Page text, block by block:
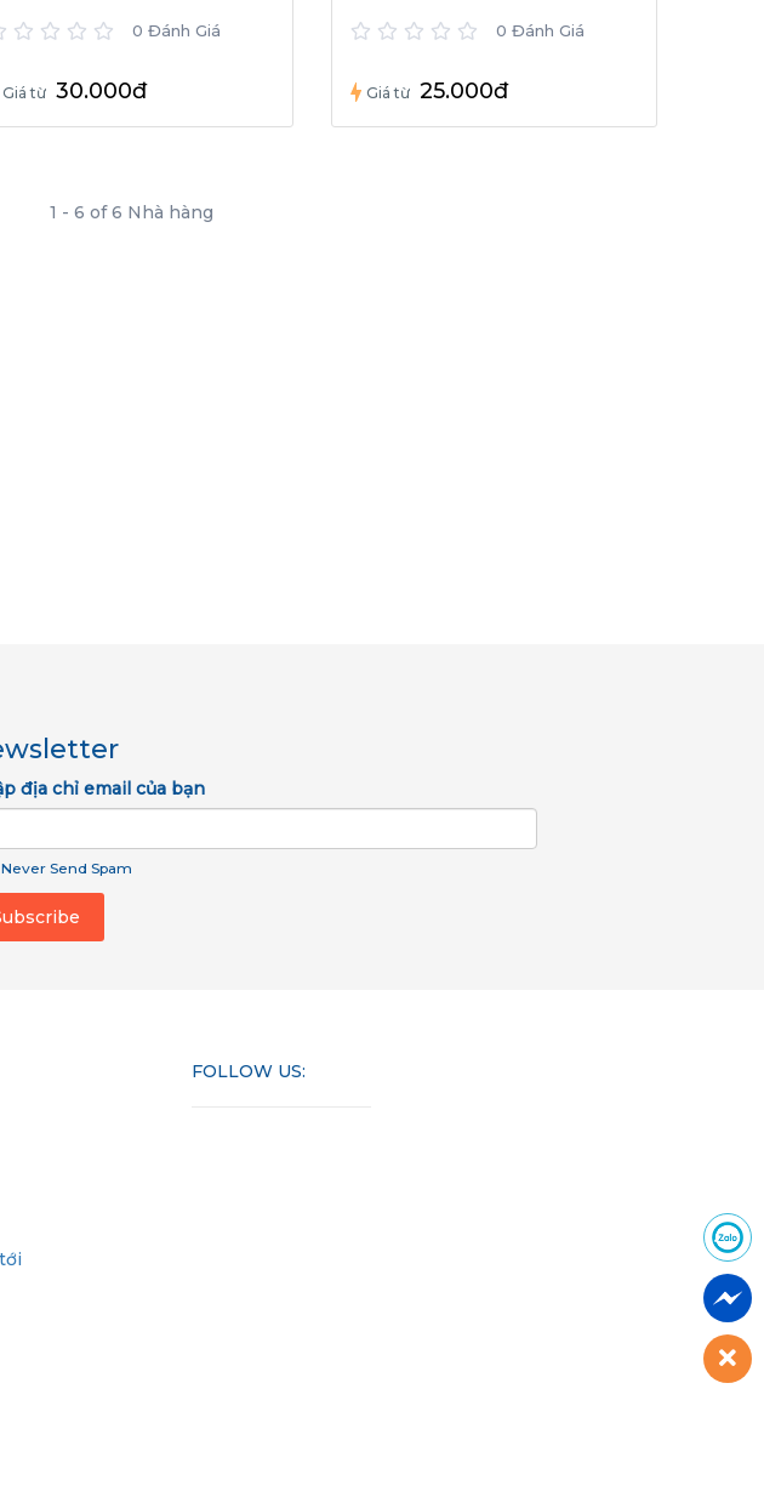
Bình
0 Đánh Giá
Giá từ 30.000đ
0 Đánh Giá
Giá từ 25.000đ
1 - 6 of 6 Nhà hàng
địa chỉ email của bạn
Send Spam
FOLLOW US: